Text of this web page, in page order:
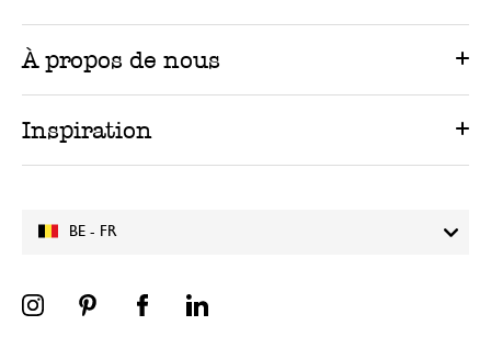
BE - FR
À propos de nous
Inspiration